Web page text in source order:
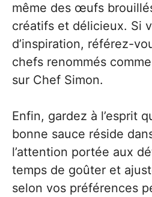
même des œufs
créatifs et délicieux. Si
d’inspiration, référez-
chefs renommés
sur Chef Simon.
Enfin, gardez à l’esprit
bonne sauce réside
l’attention portée aux
temps de goûter et
selon vos préférences